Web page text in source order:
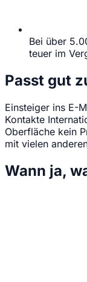
Bei über
teuer im
Passt gut
Einsteiger ins E-
Kontakte
Oberfläche kein
mit vielen
Wann ja,